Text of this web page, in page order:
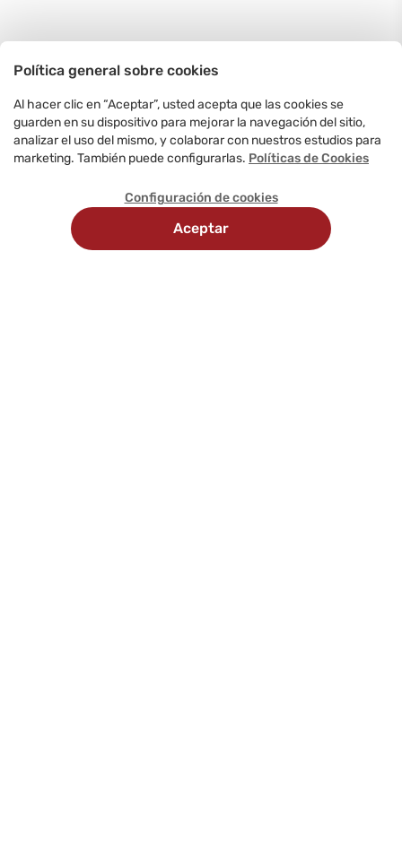
Política general sobre cookies
Al hacer clic en “Aceptar”, usted acepta que las cookies se
guarden en su dispositivo para mejorar la navegación del sitio,
analizar el uso del mismo, y colaborar con nuestros estudios para
marketing. También puede configurarlas. Políticas de Cookies
Configuración de cookies
Aceptar